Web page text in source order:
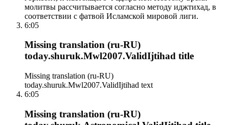
молитвы рассчитывается согласно методу иджтихад, в
соответствии с фатвой Исламской мировой лиги.
6:05
Missing translation (ru-RU)
today.shuruk.Mwl2007.ValidIjtihad title
Missing translation (ru-RU)
today.shuruk.Mwl2007.ValidIjtihad text
6:05
Missing translation (ru-RU)